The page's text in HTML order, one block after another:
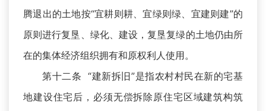
腾退出的土地按“宜耕则耕、宜绿则绿、宜建则建”的
原则进行复垦、绿化、建设，复垦复绿的土地仍由所
在的集体经济组织拥有和原权利人使用。
第十二条 “建新拆旧”是指农村村民在新的宅基
地建设住宅后，必须无偿拆除原住宅区域建筑构筑